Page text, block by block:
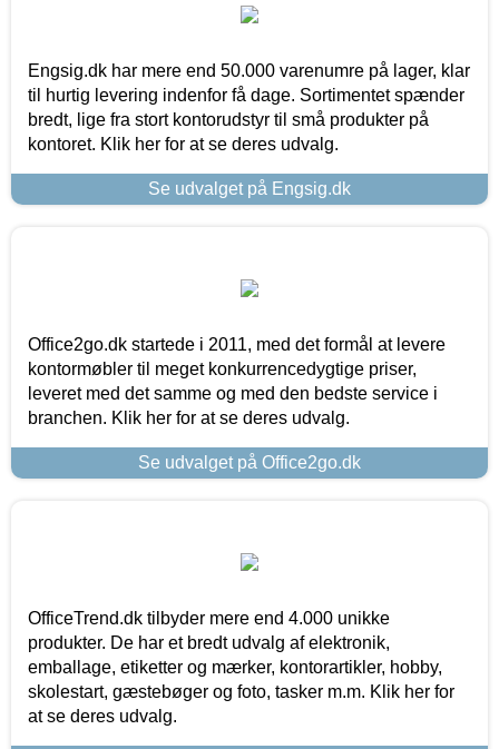
Engsig.dk har mere end 50.000 varenumre på lager, klar
til hurtig levering indenfor få dage. Sortimentet spænder
bredt, lige fra stort kontorudstyr til små produkter på
kontoret. Klik her for at se deres udvalg.
Se udvalget på Engsig.dk
Office2go.dk startede i 2011, med det formål at levere
kontormøbler til meget konkurrencedygtige priser,
leveret med det samme og med den bedste service i
branchen. Klik her for at se deres udvalg.
Se udvalget på Office2go.dk
OfficeTrend.dk tilbyder mere end 4.000 unikke
produkter. De har et bredt udvalg af elektronik,
emballage, etiketter og mærker, kontorartikler, hobby,
skolestart, gæstebøger og foto, tasker m.m. Klik her for
at se deres udvalg.